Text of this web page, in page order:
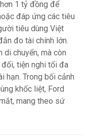
1 tỷ đồng để
đáp ứng các tiêu
tiêu dùng Việt
đo tài chính lớn.
di chuyển, mà còn
tiện nghi tối đa
hạn. Trong bối cảnh
khốc liệt, Ford
mang theo sứ